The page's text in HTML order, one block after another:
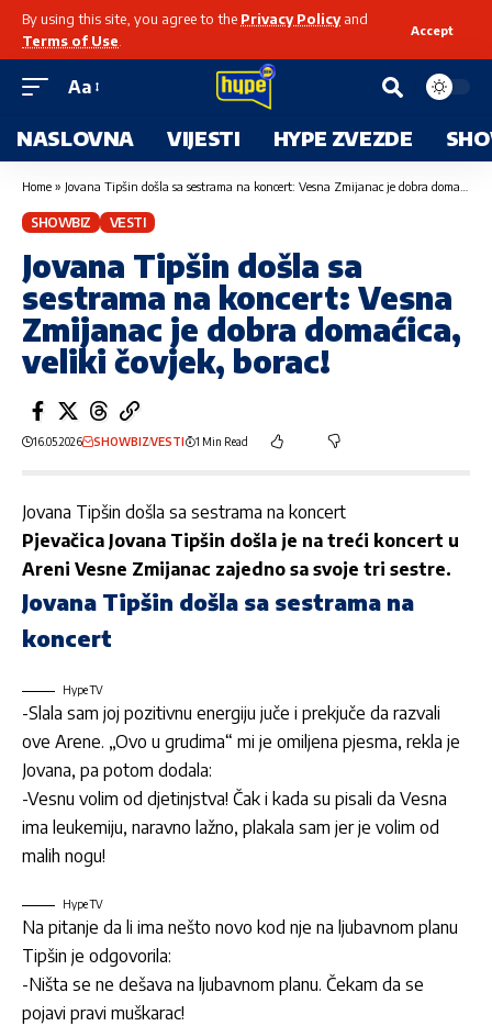
By using this site, you agree to the Privacy Policyand
Terms of Use
Accept
Aa
NASLOVNA VIJESTI HYPE ZVEZDE
Home » Jovana Tipšin došla sa sestrama na koncert: Vesna Zmijanac je dobra domaćica, veliki čovjek, borac!
SHOWBIZ VESTI
Jovana Tipšin došla sa
sestrama na koncert: Vesna
Zmijanac je dobra domaćica,
veliki čovjek, borac!
16.05.2026 SHOWBIZVESTI 1 Min Read
Jovana Tipšin došla sa sestrama na koncert
Pjevačica Jovana Tipšin došla je na treći koncert u
Areni Vesne Zmijanac zajedno sa svoje tri sestre.
Jovana Tipšin došla sa sestrama na
koncert
Hype TV
-Slala sam joj pozitivnu energiju juče i prekjuče da razvali
ove Arene. „Ovo u grudima“ mi je omiljena pjesma, rekla je
Jovana, pa potom dodala:
-Vesnu volim od djetinjstva! Čak i kada su pisali da Vesna
ima leukemiju, naravno lažno, plakala sam jer je volim od
malih nogu!
Hype TV
Na pitanje da li ima nešto novo kod nje na ljubavnom planu
Tipšin je odgovorila:
-Ništa se ne dešava na ljubavnom planu. Čekam da se
pojavi pravi muškarac!